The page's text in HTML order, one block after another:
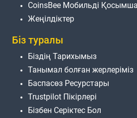
CoinsBee Мобильді
Жеңілдіктер
Біз туралы
Біздің Тарихымыз
Танымал болған жерлеріміз
Баспасөз Ресурстары
Trustpilot Пікірлері
Бізбен Серіктес Бол